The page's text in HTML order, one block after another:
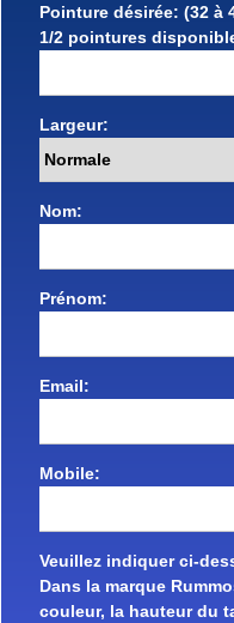
Pointure désirée: (32 à
1/2 pointures
Largeur:
Nom:
Prénom:
Email:
Mobile:
Veuillez indiquer ci-
Dans la marque
couleur, la hauteur du